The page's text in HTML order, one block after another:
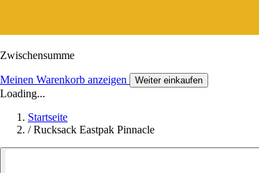
Zwischensumme
Meinen Warenkorb anzeigen Weiter einkaufen
Loading...
Startseite
/ Rucksack Eastpak Pinnacle